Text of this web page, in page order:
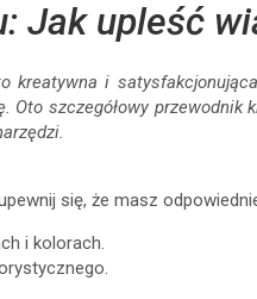
Jak upleść
kreatywna i
szczegółowy przewodnik
się, że masz
i kolorach.